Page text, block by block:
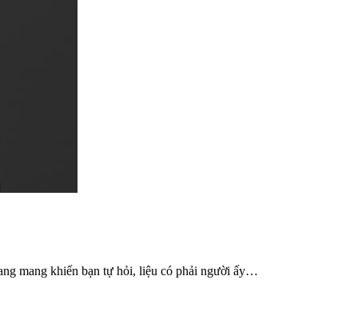
mang khiến bạn tự hỏi, liệu có phải người ấy…